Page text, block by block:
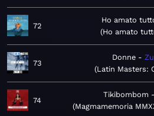
72
Ho amato
Ho amato
73
Donne
Latin Masters:
74
Tikibombom
Magmamemoria